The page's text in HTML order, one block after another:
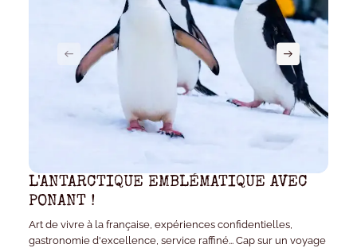
L'ANTARCTIQUE EMBLÉMATIQUE AVEC
PONANT !
Art de vivre à la française, expériences confidentielles,
gastronomie d'excellence, service raffiné... Cap sur un voyage